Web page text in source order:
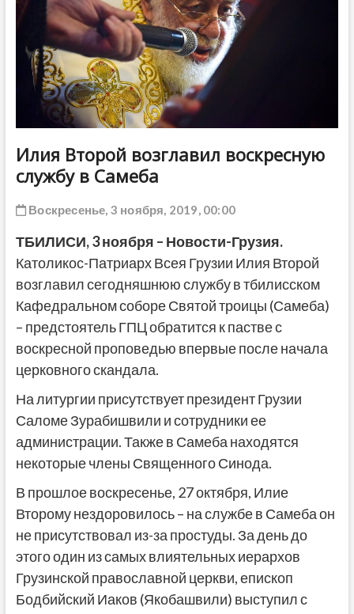
Илия Второй возглавил воскресную
службу в Самеба
Воскресенье, 3 ноября, 2019, 00:00
ТБИЛИСИ, 3 ноября – Новости-Грузия.
Католикос-Патриарх Всея Грузии Илия Второй
возглавил сегодняшнюю службу в тбилисском
Кафедральном соборе Святой троицы (Самеба)
– предстоятель ГПЦ обратится к пастве с
воскресной проповедью впервые после начала
церковного скандала.
На литургии присутствует президент Грузии
Саломе Зурабишвили и сотрудники ее
администрации. Также в Самеба находятся
некоторые члены Священного Синода.
В прошлое воскресенье, 27 октября, Илие
Второму нездоровилось – на службе в Самеба он
не присутствовал из-за простуды. За день до
этого один из самых влиятельных иерархов
Грузинской православной церкви, епископ
Бодбийский Иаков (Якобашвили) выступил с